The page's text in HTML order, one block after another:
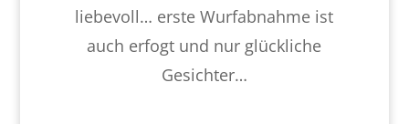
liebevoll… erste Wurfabnahme ist
auch erfogt und nur glückliche
Gesichter…